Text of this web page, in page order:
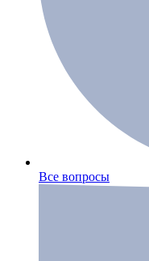
Все вопросы